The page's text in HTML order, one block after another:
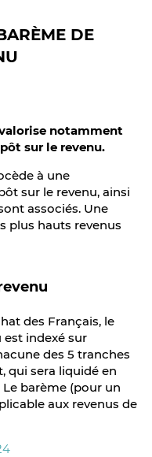
DE
notamment
sur le revenu.
à une
sur le revenu, ainsi
associés. Une
plus hauts revenus
des Français, le
est indexé sur
des 5 tranches
qui sera liquidé en
Le barème (pour un
aux revenus de